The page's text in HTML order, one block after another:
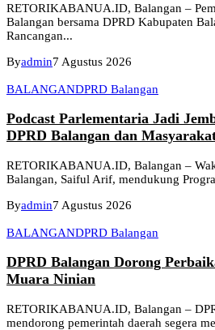
RETORIKABANUA.ID, Balangan –
Balangan bersama DPRD Kabupaten
Rancangan...
Byadmin7 Agustus 2026
BALANGANDPRD Balangan
Podcast Parlementaria Jadi
DPRD Balangan dan
RETORIKABANUA.ID, Balangan –
Balangan, Saiful Arif, mendukung
Byadmin7 Agustus 2026
BALANGANDPRD Balangan
DPRD Balangan Dorong
Muara Ninian
RETORIKABANUA.ID, Balangan –
mendorong pemerintah daerah segera